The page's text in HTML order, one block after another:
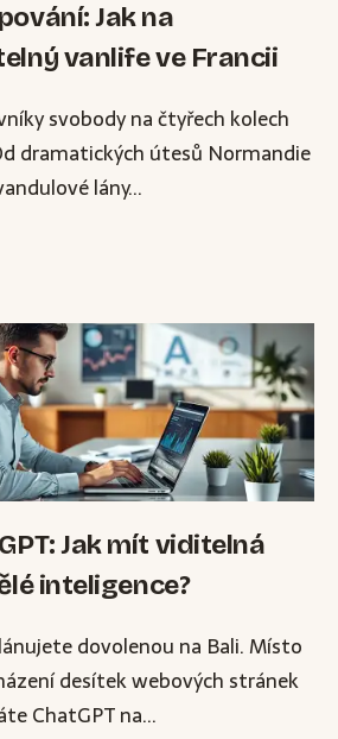
Jak na
vanlife ve Francii
svobody na čtyřech kolech
dramatických útesů Normandie
lány...
Jak mít viditelná
inteligence?
dovolenou na Bali. Místo
desítek webových stránek
ChatGPT na...